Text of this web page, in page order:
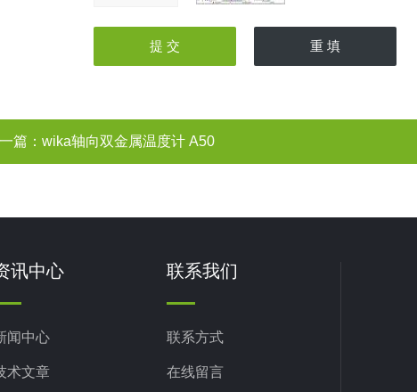
一篇： wika轴向双金属温度计 A50
讯中心
闻中心
术文章
联系我们
联系方式
在线留言